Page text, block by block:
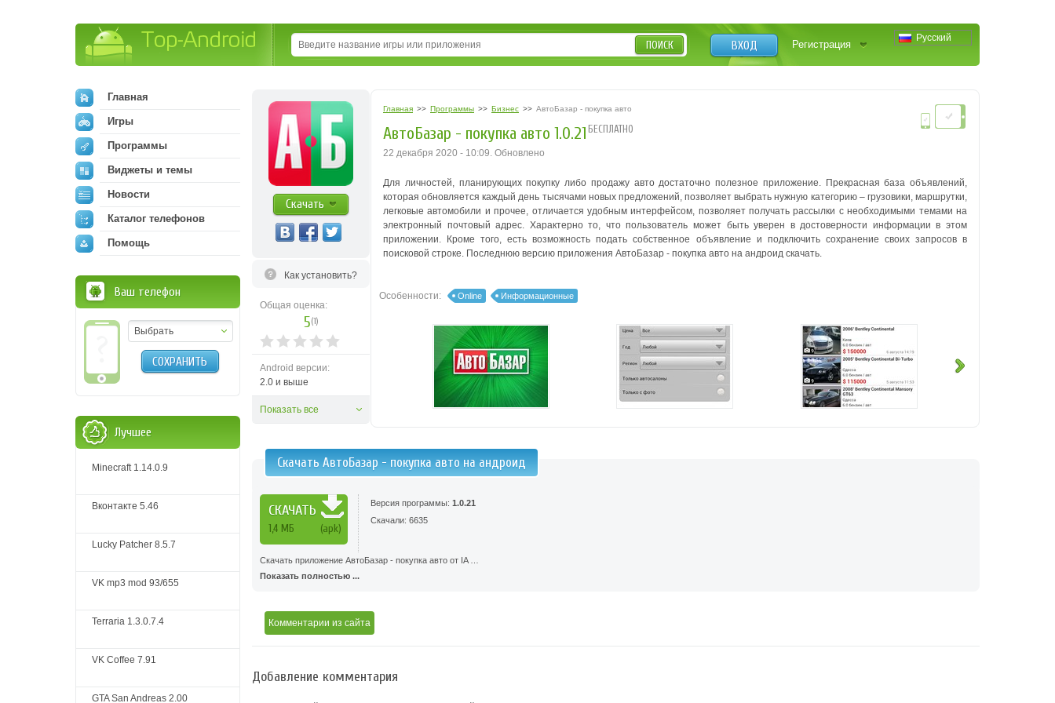
Русский
ВХОД Регистрация
ПОИСК
Скачать
Как установить?
Общая оценка:
5(1)
Android версии:
2.0 и выше
Показать все
Главная >> Программы >> Бизнес >> АвтоБазар - покупка авто
АвтоБазар - покупка авто 1.0.21 БЕСПЛАТНО
22 декабря 2020 - 10:09. Обновлено
Для личностей, планирующих покупку либо продажу авто достаточно полезное приложение. Прекрасная база объявлений,
которая обновляется каждый день тысячами новых предложений, позволяет выбрать нужную категорию – грузовики, маршрутки,
легковые автомобили и прочее, отличается удобным интерфейсом, позволяет получать рассылки с необходимыми темами на
электронный почтовый адрес. Характерно то, что пользователь может быть уверен в достоверности информации в этом
приложении. Кроме того, есть возможность подать собственное объявление и подключить сохранение своих запросов в
поисковой строке. Последнюю версию приложения АвтоБазар - покупка авто на андроид скачать.
Особенности: Online Информационные
Скачать АвтоБазар - покупка авто на андроид
СКАЧАТЬ
1,4 MБ (apk)
Версия программы: 1.0.21
Скачали: 6635
Скачать приложение АвтоБазар - покупка авто от IA …
Показать полностью ...
Комментарии из сайта
Добавление комментария
Главная
Игры
Программы
Виджеты и темы
Новости
Каталог телефонов
Помощь
Ваш телефон
Выбрать
СОХРАНИТЬ
Лучшее
Minecraft 1.14.0.9
Вконтакте 5.46
Lucky Patcher 8.5.7
VK mp3 mod 93/655
Terraria 1.3.0.7.4
VK Coffee 7.91
GTA San Andreas 2.00